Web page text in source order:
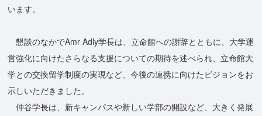
います。
懇談のなかでAmr Adly学長は、立命館への謝辞とともに、大学運
営強化に向けたさらなる支援についての期待を述べられ、立命館大
学との交換留学制度の実現など、今後の連携に向けたビジョンをお
示しいただきました。
仲谷学長は、新キャンパスや新しい学部の開設など、大きく発展